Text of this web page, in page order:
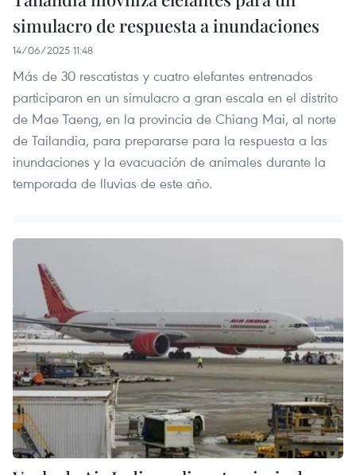
simulacro de respuesta a inundaciones
14/06/2025 11:48
Más de 30 rescatistas y cuatro elefantes entrenados
participaron en un simulacro a gran escala en el distrito
de Mae Taeng, en la provincia de Chiang Mai, al norte
de Tailandia, para prepararse para la respuesta a las
inundaciones y la evacuación de animales durante la
temporada de lluvias de este año.